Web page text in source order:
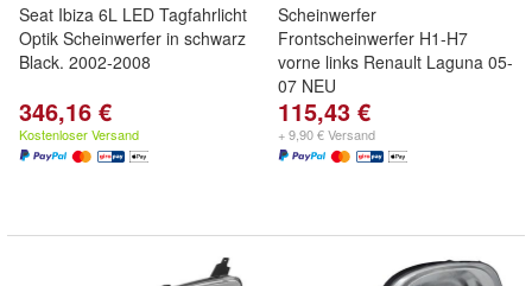
Seat Ibiza 6L LED Tagfahrlicht
Optik Scheinwerfer in schwarz
Black. 2002-2008
346,16 €
Kostenloser Versand
Scheinwerfer
Frontscheinwerfer H1-H7
vorne links Renault Laguna 05-
07 NEU
115,43 €
+ 9,90 € Versand